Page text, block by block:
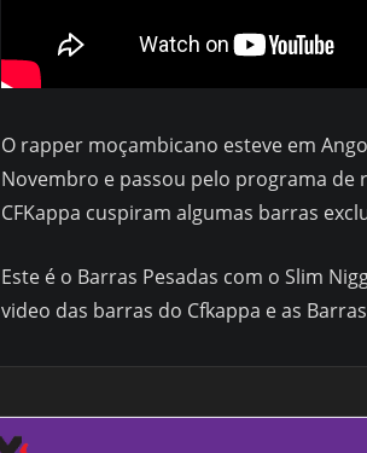
O rapper moçambicano esteve em
Novembro e passou pelo programa de
CFKappa cuspiram algumas barras
Este é o Barras Pesadas com o Slim
video das barras do Cfkappa e as